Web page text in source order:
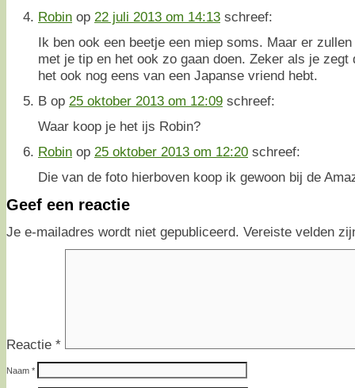
Robin op 22 juli 2013 om 14:13 schreef:
Ik ben ook een beetje een miep soms. Maar er
met je tip en het ook zo gaan doen. Zeker als je
het ook nog eens van een Japanse vriend hebt.
B op 25 oktober 2013 om 12:09 schreef:
Waar koop je het ijs Robin?
Robin op 25 oktober 2013 om 12:20 schreef:
Die van de foto hierboven koop ik gewoon bij de
Geef een reactie
Je e-mailadres wordt niet gepubliceerd. Vereiste velden
Reactie *
Naam *